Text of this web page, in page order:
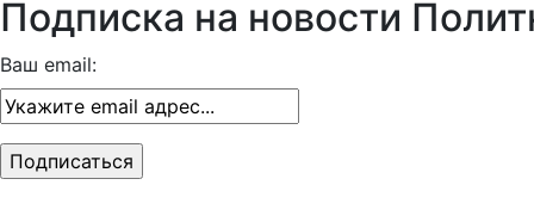
Подписка на новости
Ваш email: